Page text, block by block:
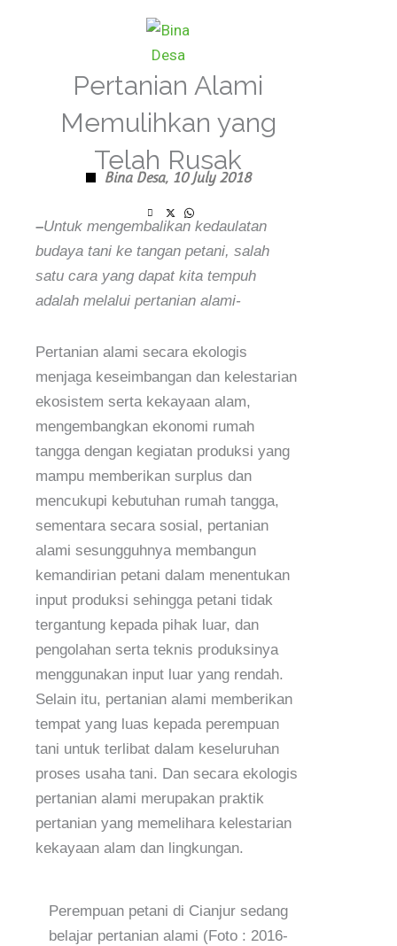
Pertanian Alami
Memulihkan yang
Telah Rusak
Bina Desa, 10 July 2018
–Untuk mengembalikan kedaulatan
budaya tani ke tangan petani, salah
satu cara yang dapat kita tempuh
adalah melalui pertanian alami-
Pertanian alami secara ekologis
menjaga keseimbangan dan kelestarian
ekosistem serta kekayaan alam,
mengembangkan ekonomi rumah
tangga dengan kegiatan produksi yang
mampu memberikan surplus dan
mencukupi kebutuhan rumah tangga,
sementara secara sosial, pertanian
alami sesungguhnya membangun
kemandirian petani dalam menentukan
input produksi sehingga petani tidak
tergantung kepada pihak luar, dan
pengolahan serta teknis produksinya
menggunakan input luar yang rendah.
Selain itu, pertanian alami memberikan
tempat yang luas kepada perempuan
tani untuk terlibat dalam keseluruhan
proses usaha tani. Dan secara ekologis
pertanian alami merupakan praktik
pertanian yang memelihara kelestarian
kekayaan alam dan lingkungan.
Perempuan petani di Cianjur sedang
belajar pertanian alami (Foto : 2016-